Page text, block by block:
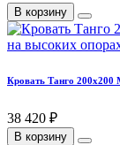
В корзину
Кровать Танго
38 420 ₽
В корзину